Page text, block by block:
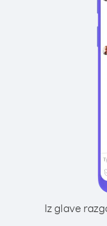
Iz glave